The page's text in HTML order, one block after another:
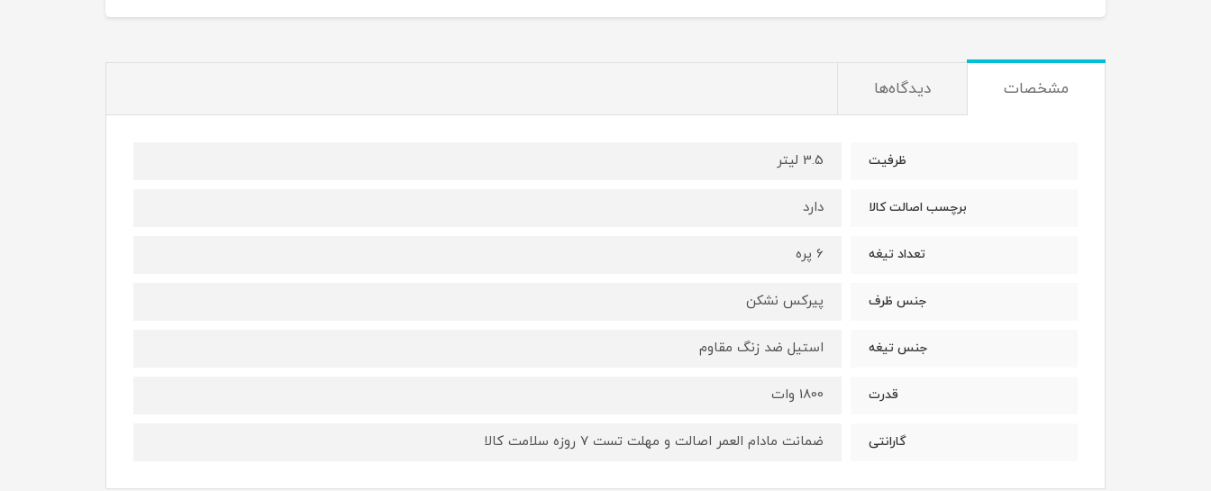
مشخصات دیدگاه‌ها
ظرفیت 3.5 لیتر
برچسب اصالت کالا دارد
تعداد تیغه 6 پره
جنس ظرف پیرکس نشکن
جنس تیغه استیل ضد زنگ مقاوم
قدرت 1800 وات
گارانتی ضمانت مادام العمر اصالت و مهلت تست ۷ روزه سلامت کالا